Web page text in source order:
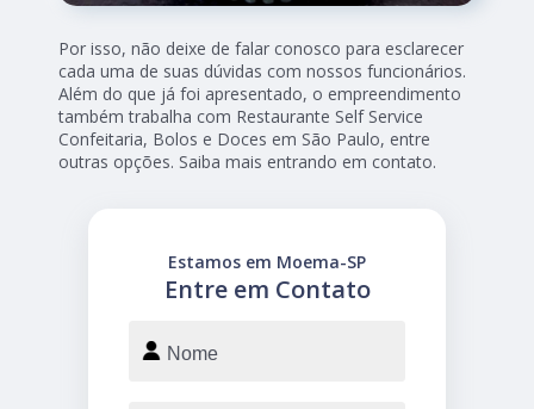
Por isso, não deixe de falar conosco para esclarecer
cada uma de suas dúvidas com nossos funcionários.
Além do que já foi apresentado, o empreendimento
também trabalha com Restaurante Self Service
Confeitaria, Bolos e Doces em São Paulo, entre
outras opções. Saiba mais entrando em contato.
Entre em Contato
Estamos em Moema-SP